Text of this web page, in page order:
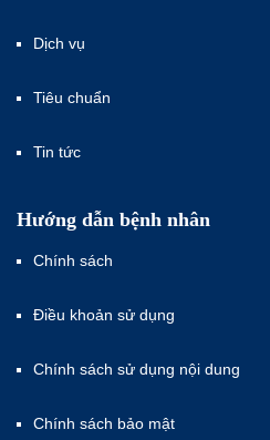
Dịch vụ
Tiêu chuẩn
Tin tức
Hướng dẫn bệnh nhân
Chính sách
Điều khoản sử dụng
Chính sách sử dụng nội dung
Chính sách bảo mật